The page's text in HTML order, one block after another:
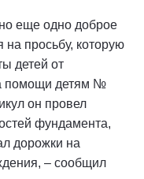
еще одно доброе
на просьбу, которую
детей от
помощи детям №
он провел
фундамента,
дорожки на
– сообщил